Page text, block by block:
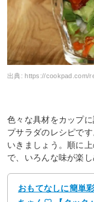
出典:https://cookpad.com/
色々な具材をカップ
プサラダのレシピで
いきましょう。順に
で、いろんな味が楽し
おもてなしに簡単